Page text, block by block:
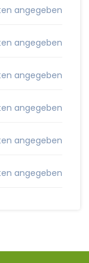
angegeben
angegeben
angegeben
angegeben
angegeben
angegeben